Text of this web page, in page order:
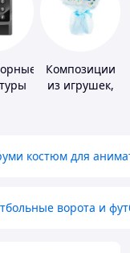
Композиции
из игрушек,
костюм для
ворота и